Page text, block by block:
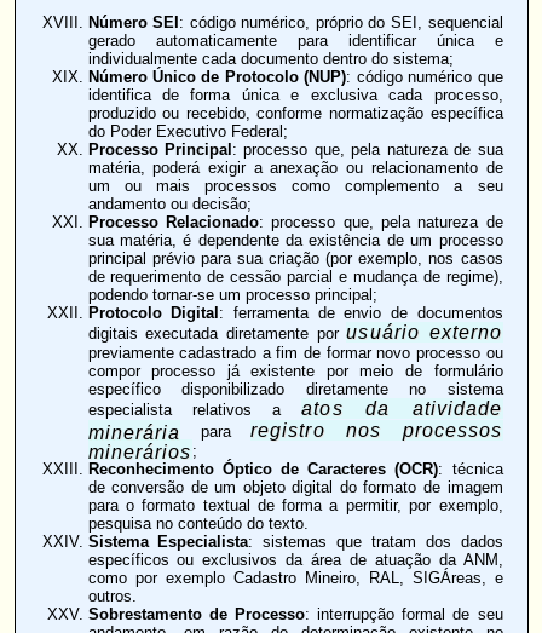
Número SEI : código numérico, próprio do SEI, sequencial
gerado automaticamente para identificar única e
individualmente cada documento dentro do sistema;
Número Único de Protocolo (NUP): código numérico que
identifica de forma única e exclusiva cada processo,
produzido ou recebido, conforme normatização específica
do Poder Executivo Federal;
Processo Principal : processo que, pela natureza de sua
matéria, poderá exigir a anexação ou relacionamento de
um ou mais processos como complemento a seu
andamento ou decisão;
Processo Relacionado: processo que, pela natureza de
sua matéria, é dependente da existência de um processo
principal prévio para sua criação (por exemplo, nos casos
de requerimento de cessão parcial e mudança de regime),
podendo tornar-se um processo principal;
Protocolo Digital : ferramenta de envio de documentos
digitais executada diretamente porusuário externo
previamente cadastrado a fim de formar novo processo ou
compor processo já existente por meio de formulário
específico disponibilizado diretamente no sistema
especialista relativos aatos da atividade
minerária para registro nos processos
minerários ;
Reconhecimento Óptico de Caracteres (OCR): técnica
de conversão de um objeto digital do formato de imagem
para o formato textual de forma a permitir, por exemplo,
pesquisa no conteúdo do texto.
Sistema Especialista: sistemas que tratam dos dados
específicos ou exclusivos da área de atuação da ANM,
como por exemplo Cadastro Mineiro, RAL, SIGÁreas, e
outros.
Sobrestamento de Processo: interrupção formal de seu